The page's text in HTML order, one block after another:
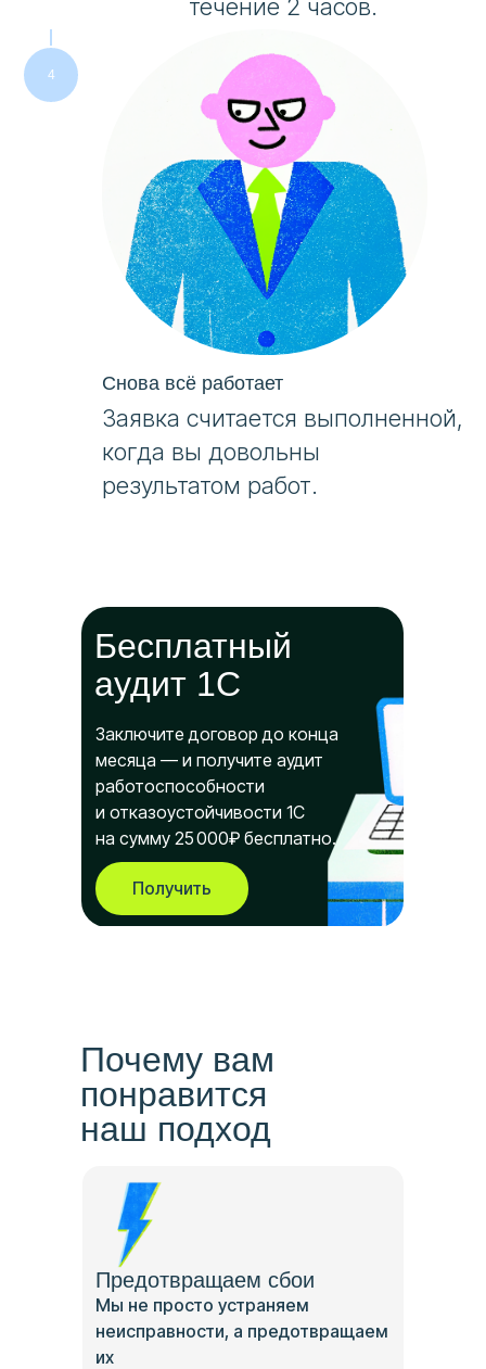
течение 2 часов.
Снова всё работает
Заявка считается выполненной,
когда вы довольны
результатом работ.
Получить
Бесплатный
аудит 1С
Заключите договор до конца
месяца — и получите аудит
работоспособности
и отказоустойчивости 1С
на сумму 25 000₽ бесплатно.
Почему вам
понравится
наш подход
Предотвращаем сбои
Мы не просто устраняем
неисправности, а предотвращаем
их